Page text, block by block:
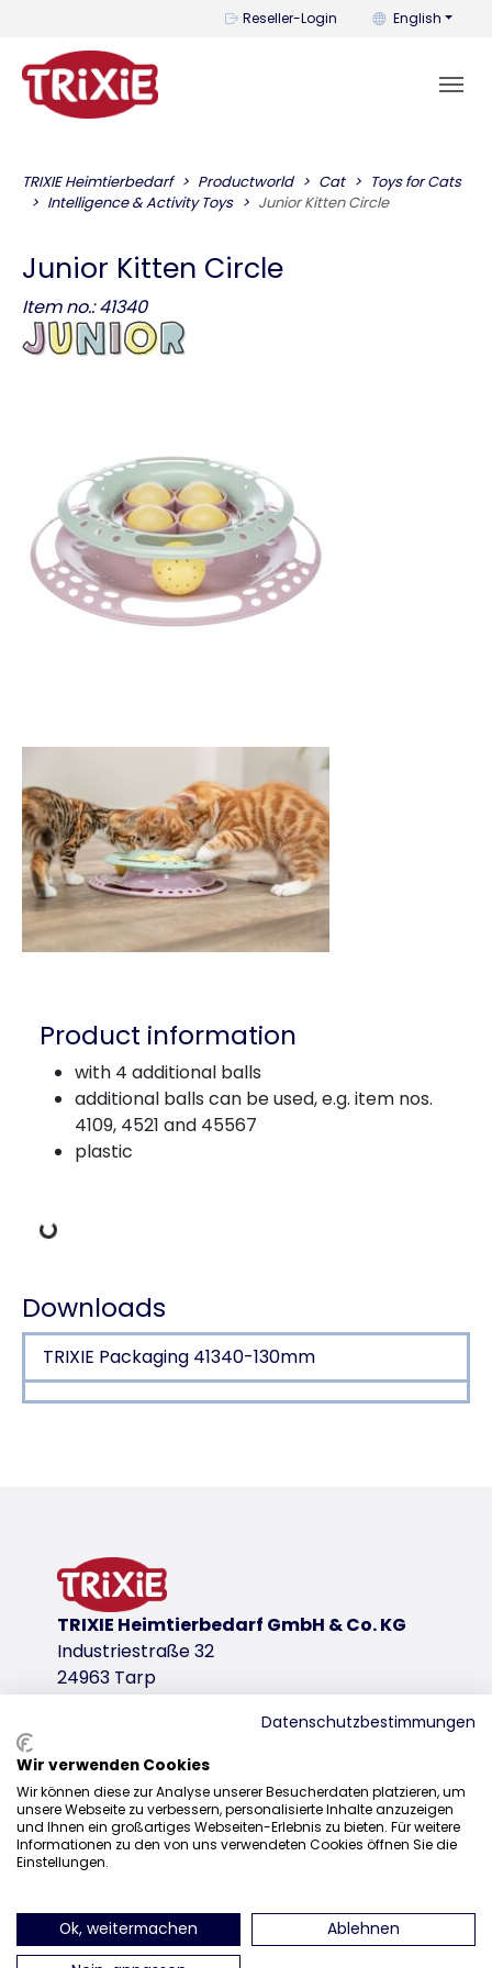
Reseller-Login You can
English
TRIXIE Heimtierbedarf Productworld Cat
Toys for Cats
Intelligence & Activity Toys
Junior Kitten Circle
Junior Kitten Circle
Item no.: 41340
Product information
with 4 additional balls
additional balls can be used, e.g. item nos.
4109, 4521 and 45567
plastic
Loading Data
Downloads
TRIXIE Packaging 41340-130mm
plastic
product variant
product variant: unique product number
Measurements
download links
TRIXIE Packaging 41340-130mm
TRIXIE Heimtierbedarf GmbH & Co. KG
Industriestraße 32
24963 Tarp
Sales
0207 1542940
sales@trixieuk.uk
find us on Instagram
find us on Facebook
find us on Pinterest
find us on
Datenschutzbestimmungen
Wir verwenden Cookies
Wir können diese zur Analyse unserer Besucherdaten platzieren, um
unsere Webseite zu verbessern, personalisierte Inhalte anzuzeigen
und Ihnen ein großartiges Webseiten-Erlebnis zu bieten. Für weitere
Informationen zu den von uns verwendeten Cookies öffnen Sie die
Einstellungen.
Ok, weitermachen
Ablehnen